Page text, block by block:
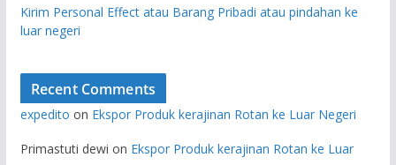
Kirim Personal Effect atau Barang Pribadi atau pindahan ke
luar negeri
Recent Comments
expedito on Ekspor Produk kerajinan Rotan ke Luar Negeri
Primastuti dewi on Ekspor Produk kerajinan Rotan ke Luar